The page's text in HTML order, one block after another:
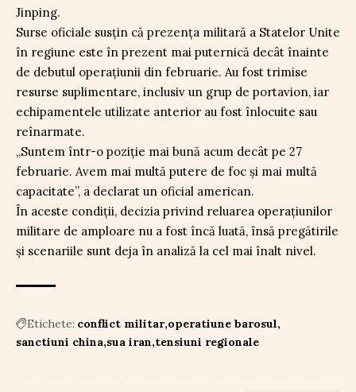
Jinping.
Surse oficiale susțin că prezența militară a Statelor Unite
în regiune este în prezent mai puternică decât înainte
de debutul operațiunii din februarie. Au fost trimise
resurse suplimentare, inclusiv un grup de portavion, iar
echipamentele utilizate anterior au fost înlocuite sau
reînarmate.
„Suntem într-o poziție mai bună acum decât pe 27
februarie. Avem mai multă putere de foc și mai multă
capacitate”, a declarat un oficial american.
În aceste condiții, decizia privind reluarea operațiunilor
militare de amploare nu a fost încă luată, însă pregătirile
și scenariile sunt deja în analiză la cel mai înalt nivel.
Etichete: conflict militar operatiune barosul
sanctiuni china sua iran tensiuni regionale